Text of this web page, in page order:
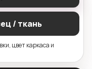
/ ткань
цвет каркаса и